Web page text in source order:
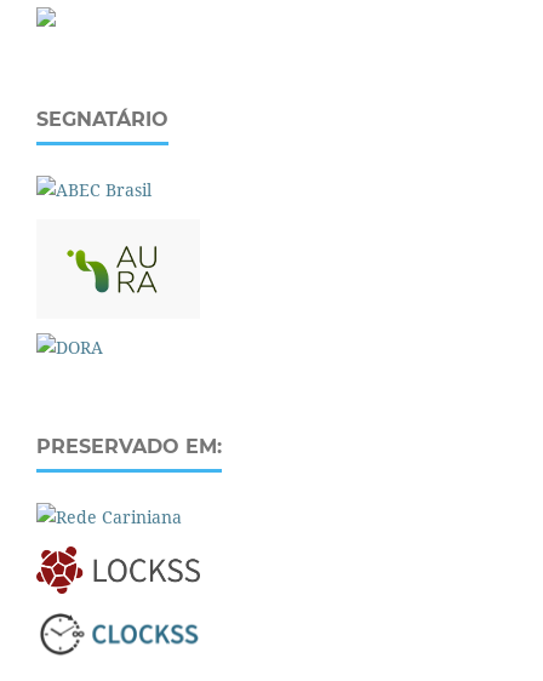
SEGNATÁRIO
PRESERVADO EM: